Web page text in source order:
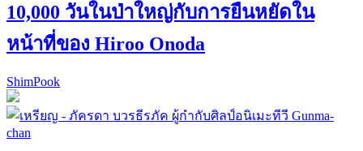
10,000 วันในป่าใหญ่กับการยืนหยัดใน
หน้าที่ของ Hiroo Onoda
ShimPook